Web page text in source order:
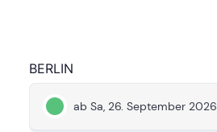
BERLIN
ab Sa, 26. September 2026